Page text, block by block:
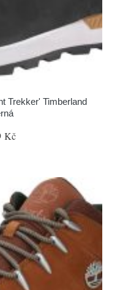
Trekker' Timberland
Kč